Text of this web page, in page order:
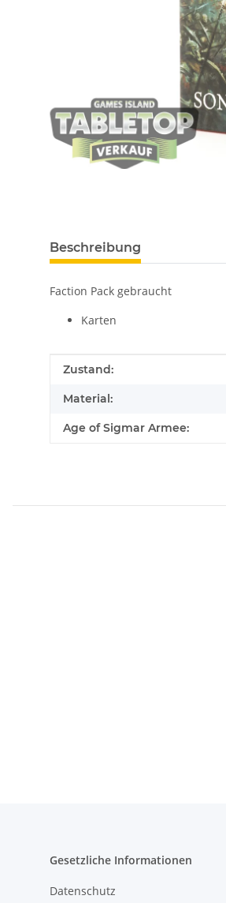
Beschreibung
Faction Pack gebraucht
Karten
Produkteigenschaft
Wert
Zustand:
Material:
Age of Sigmar Armee:
Gesetzliche Informationen
Datenschutz